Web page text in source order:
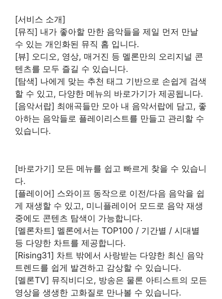
[서비스 소개]
[뮤직] 내가 좋아할 만한 음악들을 제일 먼저 만날
수 있는 개인화된 뮤직 홈 입니다.
[뷰] 오디오, 영상, 매거진 등 멜론만의 오리지널 콘
텐츠를 모두 즐길 수 있습니다.
[탐색] 나에게 맞는 추천 태그 기반으로 손쉽게 검색
할 수 있고, 다양한 메뉴의 바로가기가 제공됩니다.
[음악서랍] 최애곡들만 모아 내 음악서랍에 담고, 좋
아하는 음악들로 플레이리스트를 만들고 관리할 수
있습니다.
[바로가기] 모든 메뉴를 쉽고 빠르게 찾을 수 있습니
다.
[플레이어] 스와이프 동작으로 이전/다음 음악을 쉽
게 재생할 수 있고, 미니플레이어 모드로 음악 재생
중에도 콘텐츠 탐색이 가능합니다.
[멜론차트] 멜론에서는 TOP100 / 기간별 / 시대별
등 다양한 차트를 제공합니다.
[Rising31] 차트 밖에서 사랑받는 다양한 최신 음악
트렌드를 쉽게 발견하고 감상할 수 있습니다.
[멜론TV] 뮤직비디오, 방송은 물론 아티스트의 모든
영상을 생생한 고화질로 만나볼 수 있습니다.